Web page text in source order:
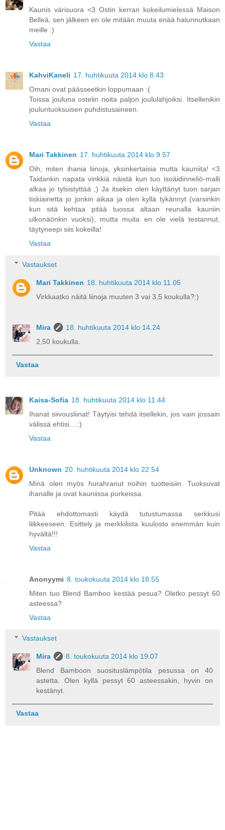
Kaunis värisuora <3 Ostin kerran kokeilumielessä Maison
Belleä, sen jälkeen en ole mitään muuta enää halunnutkaan
meille :)
Vastaa
KahviKaneli 17. huhtikuuta 2014 klo 8.43
Omani ovat päässeetkin loppumaan :(
Toissa jouluna ostelin noita paljon joululahjoiksi. Itsellenikin
jouluntuoksuisen puhdistusaineen.
Vastaa
Mari Takkinen 17. huhtikuuta 2014 klo 9.57
Oih, miten ihania liinoja, yksinkertaisia mutta kauniita! <3
Taidankin napata vinkkiä näistä kun tuo isoäidinneliö-malli
alkaa jo tylsistyttää ;) Ja itsekin olen käyttänyt tuon sarjan
tiskiainetta jo jonkin aikaa ja olen kyllä tykännyt (varsinkin
kun sitä kehtaa pitää tuossa altaan reunalla kauniin
ulkonäönkin vuoksi), mutta muita en ole vielä testannut,
täytyneepi siis kokeilla!
Vastaa
Vastaukset
Mari Takkinen 18. huhtikuuta 2014 klo 11.05
Virkkaatko näitä liinoja muuten 3 vai 3,5 koukulla?:)
Mira
18. huhtikuuta 2014 klo 14.24
2,50 koukulla.
Vastaa
Kaisa-Sofia 18. huhtikuuta 2014 klo 11.44
Ihanat siivousliinat! Täytyisi tehdä itsellekin, jos vain jossain
välissä ehtisi....:)
Vastaa
Unknown 20. huhtikuuta 2014 klo 22.54
Minä olen myös hurahranut noihin tuotteisiin. Tuoksuvat
ihanalle ja ovat kauniissa purkeissa.
Pitää ehdottomasti käydä tutustumassa serkkusi
liikkeeseen. Esittely ja merkkilista kuulosto enemmän kuin
hyvältä!!!
Vastaa
Anonyymi 8. toukokuuta 2014 klo 18.55
Miten tuo Blend Bamboo kestää pesua? Oletko pessyt 60
asteessa?
Vastaa
Vastaukset
Mira
8. toukokuuta 2014 klo 19.07
Blend Bamboon suosituslämpötila pesussa on 40
astetta. Olen kyllä pessyt 60 asteessakin, hyvin on
kestänyt.
Vastaa